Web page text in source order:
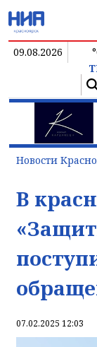
09.08.2026
Новости
В
07.02.2025 12:03